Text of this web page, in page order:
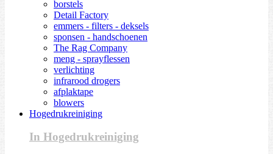
borstels
Detail Factory
emmers - filters - deksels
sponsen - handschoenen
The Rag Company
meng - sprayflessen
verlichting
infrarood drogers
afplaktape
blowers
Hogedrukreiniging
In Hogedrukreiniging